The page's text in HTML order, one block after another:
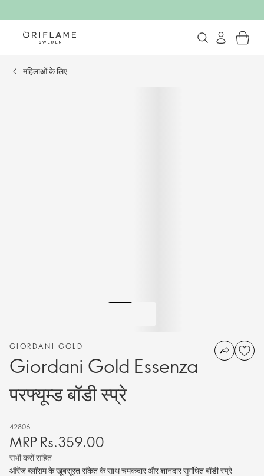
महिलाओं के लिए
GIORDANI GOLD
Giordani Gold Essenza
परफ्यूम्ड बॉडी स्प्रे
42806
MRP Rs.359.00
सभी करों सहित
ऑरेंज ब्लॉसम के खूबसूरत संकेत के साथ चमकदार और शानदार सुगंधित बॉडी स्प्रे